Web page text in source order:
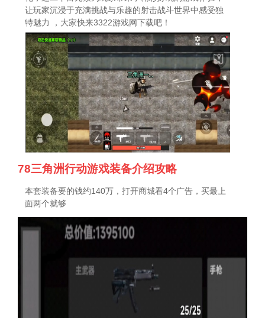
让玩家沉浸于充满挑战与乐趣的射击战斗世界中感受独
特魅力 ，大家快来3322游戏网下载吧！
78三角洲行动游戏装备介绍攻略
本套装备要的钱约140万，打开商城看4个广告，买最上
面两个就够